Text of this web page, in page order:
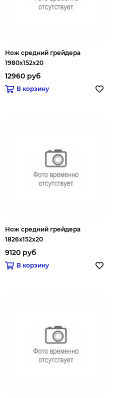
Нож средний грейдера
1980x152x20
12960 руб
В корзину
Нож средний грейдера
1826x152x20
9120 руб
В корзину